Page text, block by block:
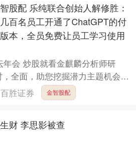
股配 乐纯联合创始人解修胜：
百名员工开通了ChatGPT的付
本，全员免费让员工学习使用
会 炒股就看金麒麟分析师研
全面，助您挖掘潜力主题机会！
国企业家论坛年会期间，在“创....
百胜证券 金智股配
财 李思影被查